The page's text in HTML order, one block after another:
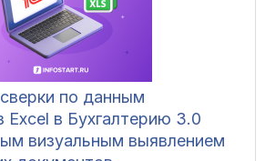
по данным
Excel в Бухгалтерию 3.0
визуальным выявлением